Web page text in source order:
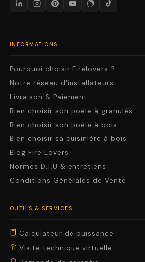
INFORMATIONS
Pourquoi choisir Firelovers ?
Notre réseau d'installateurs
Livraison & Paiement
Bien choisir son poêle à granulés
Bien choisir son poêle à bois
Bien choisir sa cuisinière à bois
Blog Fire Lovers
Normes D.T.U & entretiens
Conditions Générales de Vente
OUTILS & SERVICES
Calculateur de puissance
Visite technique virtuelle